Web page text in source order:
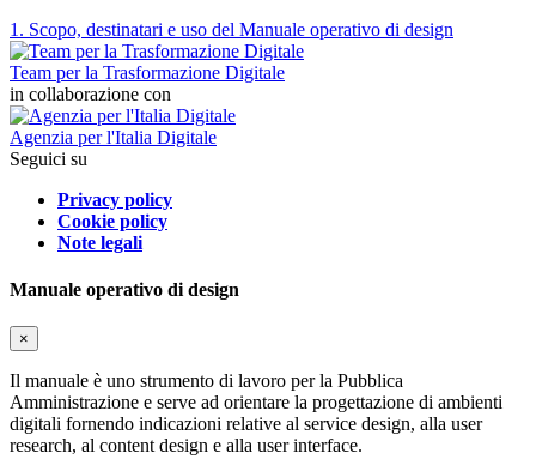
1. Scopo, destinatari e uso del Manuale operativo di design
Team per la Trasformazione Digitale
in collaborazione con
Agenzia per l'Italia Digitale
Seguici su
Privacy policy
Cookie policy
Note legali
Manuale operativo di design
×
Il manuale è uno strumento di lavoro per la Pubblica
Amministrazione e serve ad orientare la progettazione di ambienti
digitali fornendo indicazioni relative al service design, alla user
research, al content design e alla user interface.